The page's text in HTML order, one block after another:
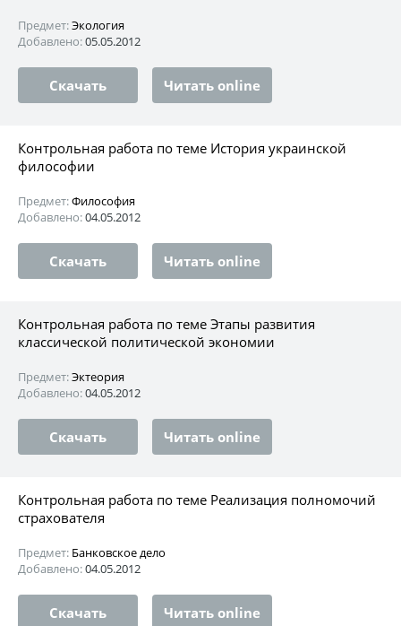
Предмет:Экология
Добавлено:05.05.2012
Скачать Читать online
Контрольная работа по теме История украинской
философии
Предмет:Философия
Добавлено:04.05.2012
Скачать Читать online
Контрольная работа по теме Этапы развития
классической политической экономии
Предмет:Эктеория
Добавлено:04.05.2012
Скачать Читать online
Контрольная работа по теме Реализация полномочий
страхователя
Предмет: Банковское дело
Добавлено:04.05.2012
Скачать Читать online